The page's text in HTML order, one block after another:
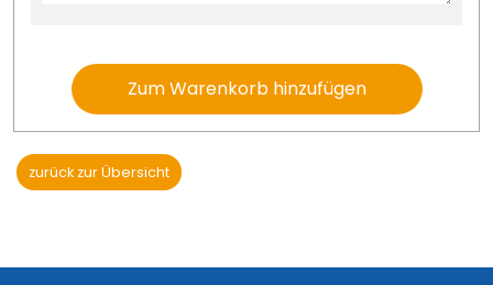
Zum Warenkorb hinzufügen
zurück zur Übersicht